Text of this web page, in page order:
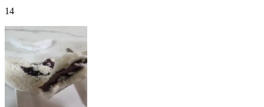
14